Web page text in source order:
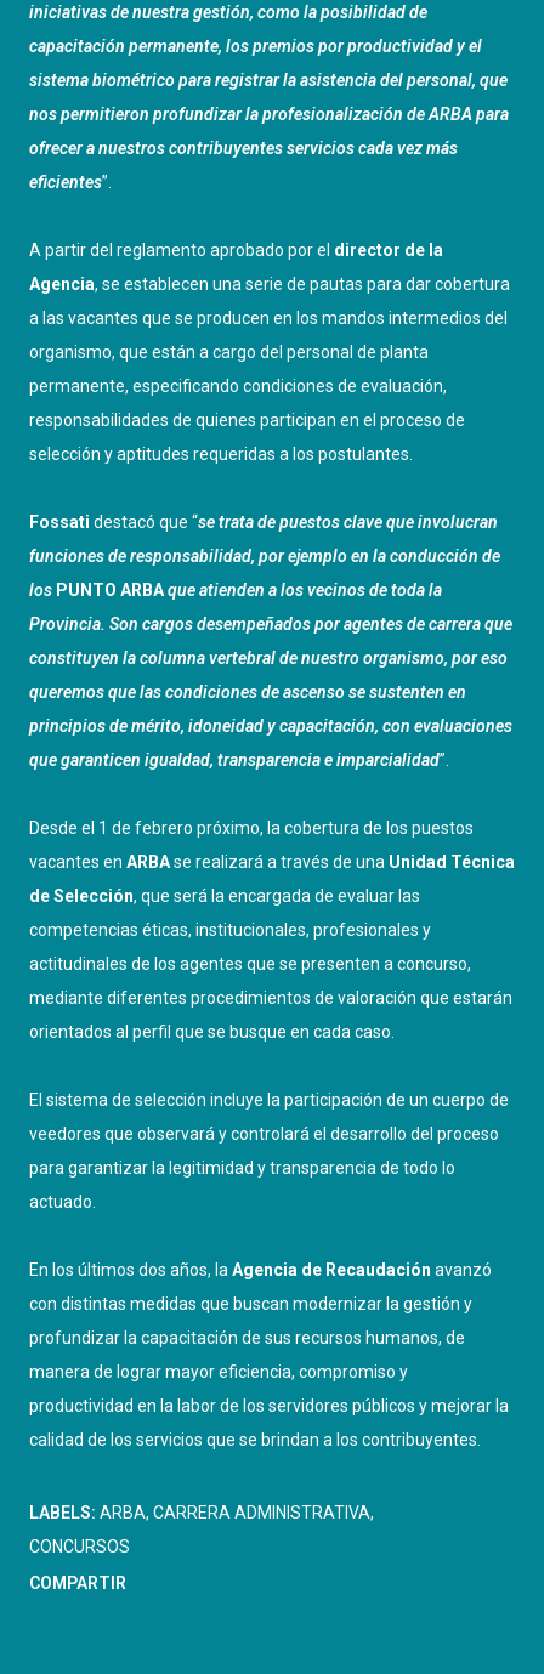
iniciativas de nuestra gestión, como la posibilidad de
capacitación permanente, los premios por productividad y el
sistema biométrico para registrar la asistencia del personal, que
nos permitieron profundizar la profesionalización de ARBA para
ofrecer a nuestros contribuyentes servicios cada vez más
eficientes”.
A partir del reglamento aprobado por el director de la
Agencia, se establecen una serie de pautas para dar cobertura
a las vacantes que se producen en los mandos intermedios del
organismo, que están a cargo del personal de planta
permanente, especificando condiciones de evaluación,
responsabilidades de quienes participan en el proceso de
selección y aptitudes requeridas a los postulantes.
Fossati destacó que “se trata de puestos clave que involucran
funciones de responsabilidad, por ejemplo en la conducción de
los PUNTO ARBAque atienden a los vecinos de toda la
Provincia. Son cargos desempeñados por agentes de carrera que
constituyen la columna vertebral de nuestro organismo, por eso
queremos que las condiciones de ascenso se sustenten en
principios de mérito, idoneidad y capacitación, con evaluaciones
que garanticen igualdad, transparencia e imparcialidad”.
Desde el 1 de febrero próximo, la cobertura de los puestos
vacantes en ARBAse realizará a través de una Unidad Técnica
de Selección, que será la encargada de evaluar las
competencias éticas, institucionales, profesionales y
actitudinales de los agentes que se presenten a concurso,
mediante diferentes procedimientos de valoración que estarán
orientados al perfil que se busque en cada caso.
El sistema de selección incluye la participación de un cuerpo de
veedores que observará y controlará el desarrollo del proceso
para garantizar la legitimidad y transparencia de todo lo
actuado.
En los últimos dos años, la Agencia de Recaudación avanzó
con distintas medidas que buscan modernizar la gestión y
profundizar la capacitación de sus recursos humanos, de
manera de lograr mayor eficiencia, compromiso y
productividad en la labor de los servidores públicos y mejorar la
calidad de los servicios que se brindan a los contribuyentes.
LABELS: ARBA CARRERA ADMINISTRATIVA
CONCURSOS
COMPARTIR